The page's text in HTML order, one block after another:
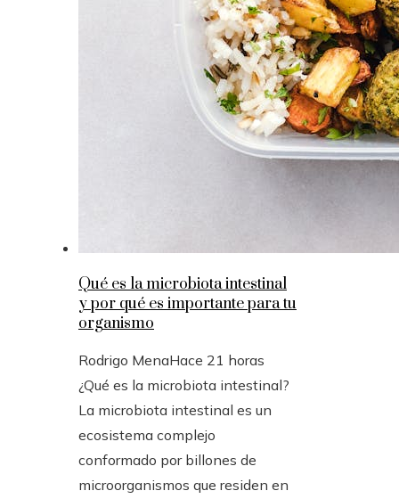
Qué es la microbiota intestinal
y por qué es importante para tu
organismo
Rodrigo MenaHace 21 horas
¿Qué es la microbiota intestinal?
La microbiota intestinal es un
ecosistema complejo
conformado por billones de
microorganismos que residen en